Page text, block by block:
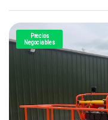
Precios
Negociables